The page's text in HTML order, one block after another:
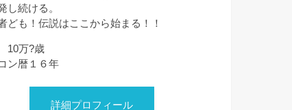
し続ける。
ども！伝説はここから始まる！！
10万?歳
ン暦１６年
詳細プロフィール